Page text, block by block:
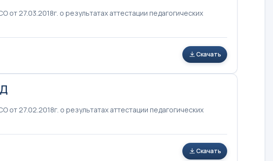
27.03.2018г. о результатах аттестации педагогических
Скачать
27.02.2018г. о результатах аттестации педагогических
Скачать